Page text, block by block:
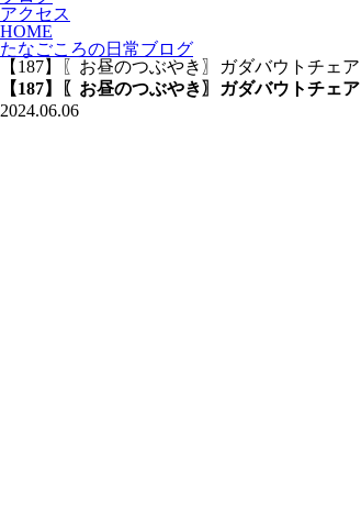
アクセス
HOME
たなごころの日常ブログ
【187】〖お昼のつぶやき〗ガダバウトチェア
【187】〖お昼のつぶやき〗ガダバウトチェア
2024.06.06